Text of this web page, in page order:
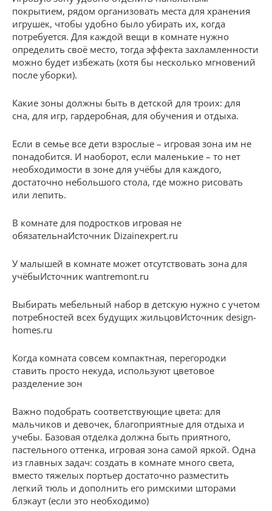
покрытием, рядом организовать места для хранения
игрушек, чтобы удобно было убирать их, когда
потребуется. Для каждой вещи в комнате нужно
определить своё место, тогда эффекта захламленности
можно будет избежать (хотя бы несколько мгновений
после уборки).
Какие зоны должны быть в детской для троих: для
сна, для игр, гардеробная, для обучения и отдыха.
Если в семье все дети взрослые – игровая зона им не
понадобится. И наоборот, если маленькие – то нет
необходимости в зоне для учёбы для каждого,
достаточно небольшого стола, где можно рисовать
или лепить.
В комнате для подростков игровая не
обязательнаИсточник Dizainexpert.ru
У малышей в комнате может отсутствовать зона для
учёбыИсточник wantremont.ru
Выбирать мебельный набор в детскую нужно с учетом
потребностей всех будущих жильцовИсточник design-
homes.ru
Когда комната совсем компактная, перегородки
ставить просто некуда, используют цветовое
разделение зон
Важно подобрать соответствующие цвета: для
мальчиков и девочек, благоприятные для отдыха и
учебы. Базовая отделка должна быть приятного,
пастельного оттенка, игровая зона самой яркой. Одна
из главных задач: создать в комнате много света,
вместо тяжелых портьер достаточно разместить
легкий тюль и дополнить его римскими шторами
блэкаут (если это необходимо)